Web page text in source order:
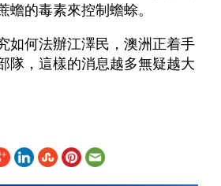
蟾的毒素來控制蟾蜍。
如何法辦江澤民，澳洲正着手
隊，這樣的消息越多無疑越大